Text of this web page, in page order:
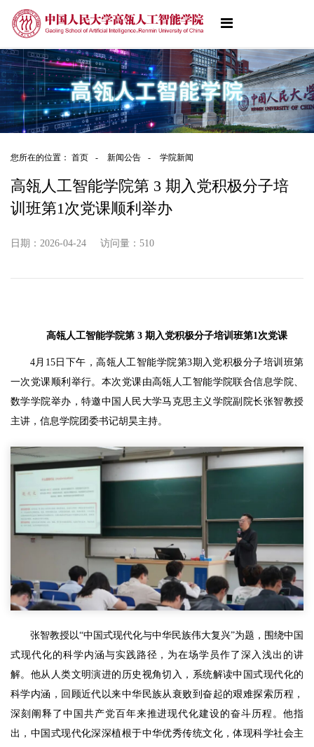
您所在的位置： 首页 - 新闻公告 - 学院新闻
高瓴人工智能学院第 3 期入党积极分子培
训班第1次党课顺利举办
日期：2026-04-24 访问量： 510
高瓴人工智能学院第 3 期入党积极分子培训班第1次党课
4月15日下午，高瓴人工智能学院第3期入党积极分子培训班第
一次党课顺利举行。本次党课由高瓴人工智能学院联合信息学院、
数学学院举办，特邀中国人民大学马克思主义学院副院长张智教授
主讲，信息学院团委书记胡昊主持。
张智教授以“中国式现代化与中华民族伟大复兴”为题，围绕中国
式现代化的科学内涵与实践路径，为在场学员作了深入浅出的讲
解。他从人类文明演进的历史视角切入，系统解读中国式现代化的
科学内涵，回顾近代以来中华民族从衰败到奋起的艰难探索历程，
深刻阐释了中国共产党百年来推进现代化建设的奋斗历程。他指
出，中国式现代化深深植根于中华优秀传统文化，体现科学社会主